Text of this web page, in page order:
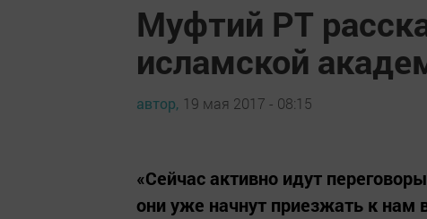
Муфтий РТ
исламской
автор, 19 мая 2017 - 08:15
«Сейчас активно идут
они уже начнут приезжать к нам